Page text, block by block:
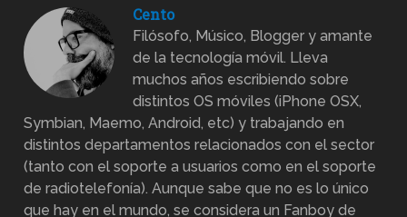
Cento
Filósofo, Músico, Blogger y amante
de la tecnología móvil. Lleva
muchos años escribiendo sobre
distintos OS móviles (iPhone OSX,
Symbian, Maemo, Android, etc) y trabajando en
distintos departamentos relacionados con el sector
(tanto con el soporte a usuarios como en el soporte
de radiotelefonía). Aunque sabe que no es lo único
que hay en el mundo, se considera un Fanboy de